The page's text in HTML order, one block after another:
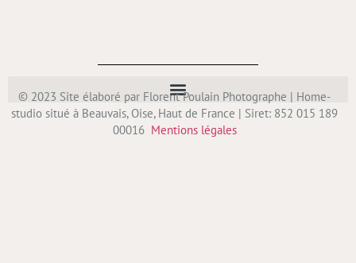
© 2023 Site élaboré par Florent Poulain Photographe | Home-
studio situé à Beauvais, Oise, Haut de France | Siret: 852 015 189
00016 Mentions légales